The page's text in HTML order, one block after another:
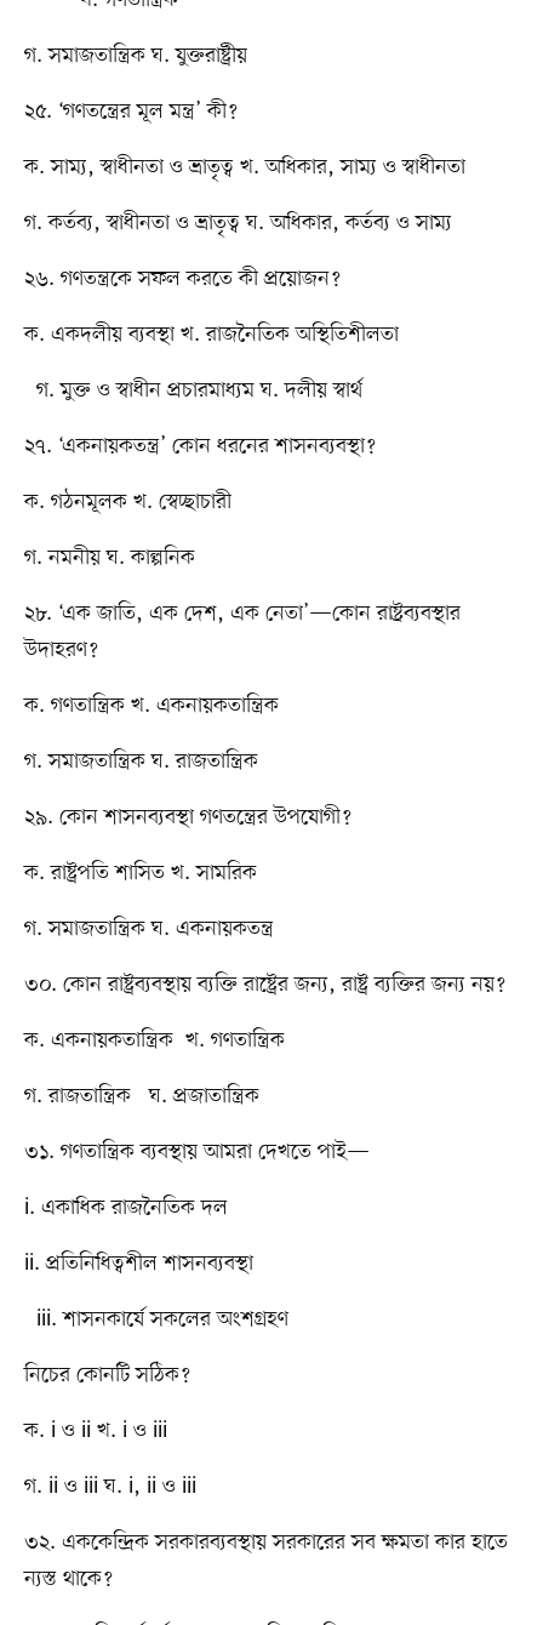
গ. সমাজতান্ত্রিক ঘ. যুক্তরাষ্ট্রীয়
২৫. ‘গণতন্ত্রের মূল মন্ত্র’ কী?
ক. সাম্য, স্বাধীনতা ও ভ্রাতৃত্ব খ. অধিকার, সাম্য ও স্বাধীনতা
গ. কর্তব্য, স্বাধীনতা ও ভ্রাতৃত্ব ঘ. অধিকার, কর্তব্য ও সাম্য
২৬. গণতন্ত্রকে সফল করতে কী প্রয়োজন?
ক. একদলীয় ব্যবস্থা খ. রাজনৈতিক অস্থিতিশীলতা
গ. মুক্ত ও স্বাধীন প্রচারমাধ্যম ঘ. দলীয় স্বার্থ
২৭. ‘একনায়কতন্ত্র’ কোন ধরনের শাসনব্যবস্থা?
ক. গঠনমূলক খ. স্বেচ্ছাচারী
গ. নমনীয় ঘ. কাল্পনিক
২৮. ‘এক জাতি, এক দেশ, এক নেতা’—কোন রাষ্ট৶ব্যবস্থার
উদাহরণ?
ক. গণতান্ত্রিক খ. একনায়কতান্ত্রিক
গ. সমাজতান্ত্রিক ঘ. রাজতান্ত্রিক
২৯. কোন শাসনব্যবস্থা গণতন্ত্রের উপযোগী?
ক. রাষ্ট্রপতি শাসিত খ. সামরিক
গ. সমাজতান্ত্রিক ঘ. একনায়কতন্ত্র
৩০. কোন রাষ্ট্রব্যবস্থায় ব্যক্তি রাষ্ট্রের জন্য, রাষ্ট্র ব্যক্তির জন্য নয়?
ক. একনায়কতান্ত্রিক খ. গণতান্ত্রিক
গ. রাজতান্ত্রিক ঘ. প্রজাতান্ত্রিক
৩১. গণতান্ত্রিক ব্যবস্থায় আমরা দেখতে পাই—
i. একাধিক রাজনৈতিক দল
ii. প্রতিনিধিত্বশীল শাসনব্যবস্থা
iii. শাসনকার্যে সকলের অংশগ্রহণ
নিচের কোনটি সঠিক?
ক. i ও ii খ. i ও iii
গ. ii ও iii ঘ. i, ii ও iii
৩২. এককেন্দ্রিক সরকারব্যবস্থায় সরকারের সব ক্ষমতা কার হাতে
ন্যস্ত থাকে?